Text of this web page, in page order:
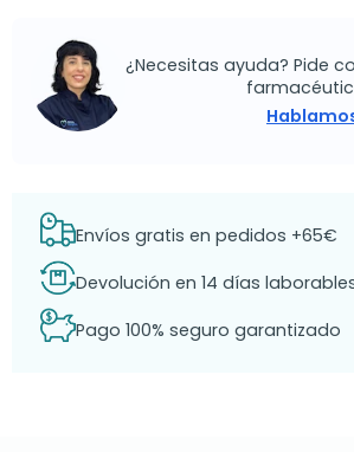
¿Necesitas ayuda? Pide
Envíos gratis en pedidos +65€
Devolución en 14 días
Pago 100% seguro garantizado